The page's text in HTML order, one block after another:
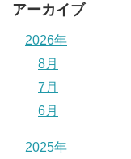
アーカイブ
2026年
8月
7月
6月
2025年